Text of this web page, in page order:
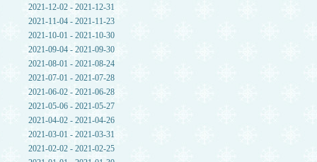
2021-12-02 - 2021-12-31
2021-11-04 - 2021-11-23
2021-10-01 - 2021-10-30
2021-09-04 - 2021-09-30
2021-08-01 - 2021-08-24
2021-07-01 - 2021-07-28
2021-06-02 - 2021-06-28
2021-05-06 - 2021-05-27
2021-04-02 - 2021-04-26
2021-03-01 - 2021-03-31
2021-02-02 - 2021-02-25